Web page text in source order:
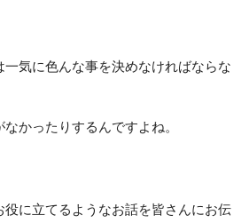
気に色んな事を決めなければならな
かったりするんですよね。
役に立てるようなお話を皆さんにお伝